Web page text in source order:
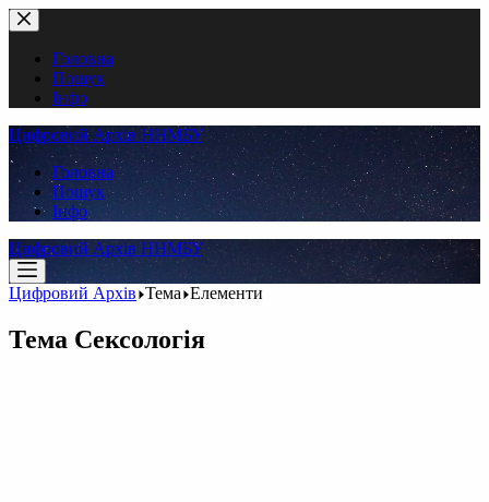
Перейти
до
вмістуГоловна
Пошук
Інфо
Цифровий Архів ННМБУ
Головна
Пошук
Інфо
Цифровий Архів ННМБУ
Цифровий Архів Тема Елементи
Тема Сексологія